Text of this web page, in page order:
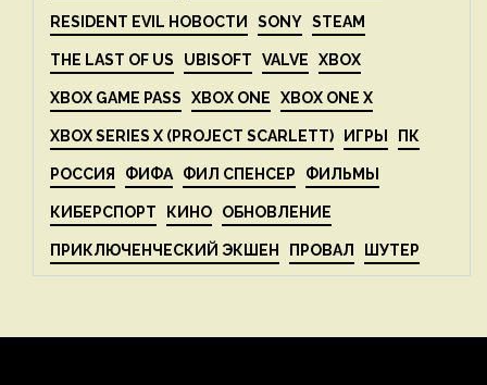
RESIDENT EVIL НОВОСТИ SONY STEAM
THE LAST OF US UBISOFT VALVE XBOX
XBOX GAME PASS XBOX ONE XBOX ONE X
XBOX SERIES X (PROJECT SCARLETT) ИГРЫ ПК
РОССИЯ ФИФА ФИЛ СПЕНСЕР ФИЛЬМЫ
КИБЕРСПОРТ КИНО ОБНОВЛЕНИЕ
ПРИКЛЮЧЕНЧЕСКИЙ ЭКШЕН ПРОВАЛ ШУТЕР